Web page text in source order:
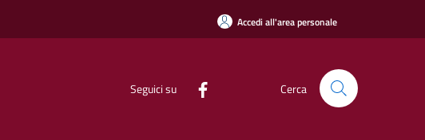
Accedi all'area personale
Seguici su Cerca